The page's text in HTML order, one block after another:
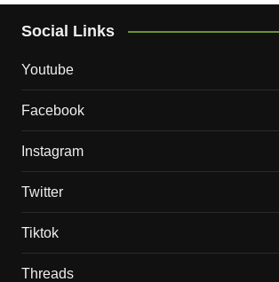
Social Links
Youtube
Facebook
Instagram
Twitter
Tiktok
Threads